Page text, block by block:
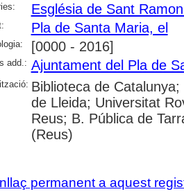
Església de Sant
Pla de Santa Maria, el
[0000 - 2016]
add.: Ajuntament del Pla de
Biblioteca de
de Lleida; Universitat
Reus; B. Pública de
(Reus)
permanent a aquest